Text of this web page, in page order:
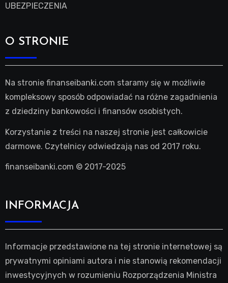
UBEZPIECZENIA
O STRONIE
Na stronie finanseibanki.com staramy się w możliwie
kompleksowy sposób odpowiadać na różne zagadnienia
z dziedziny bankowości i finansów osobistych.
Korzystanie z treści na naszej stronie jest całkowicie
darmowe. Czytelnicy odwiedzają nas od 2017 roku.
finanseibanki.com © 2017-2025
INFORMACJA
Informacje przedstawione na tej stronie internetowej są
prywatnymi opiniami autora i nie stanowią rekomendacji
inwestycyjnych w rozumieniu Rozporządzenia Ministra